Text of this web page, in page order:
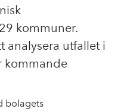
kommuner.
analysera utfallet i
kommande
bolagets